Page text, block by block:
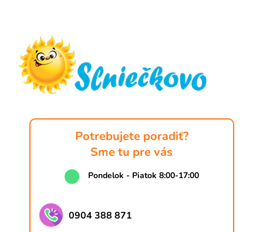
Potrebujete poradiť?
Sme tu pre vás
Pondelok - Piatok 8:00-17:00
0904 388 871